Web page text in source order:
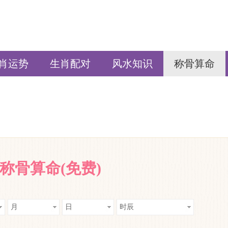
运势 生肖配对 风水知识 称骨算命
骨算命(免费)
月 日 时辰